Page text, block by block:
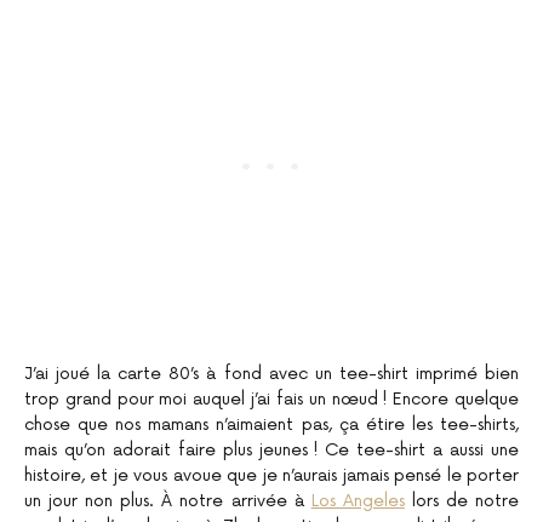
J’ai joué la carte 80’s à fond avec un tee-shirt imprimé bien
trop grand pour moi auquel j’ai fais un nœud ! Encore quelque
chose que nos mamans n’aimaient pas, ça étire les tee-shirts,
mais qu’on adorait faire plus jeunes ! Ce tee-shirt a aussi une
histoire, et je vous avoue que je n’aurais jamais pensé le porter
un jour non plus. À notre arrivée à Los Angeleslors de notre